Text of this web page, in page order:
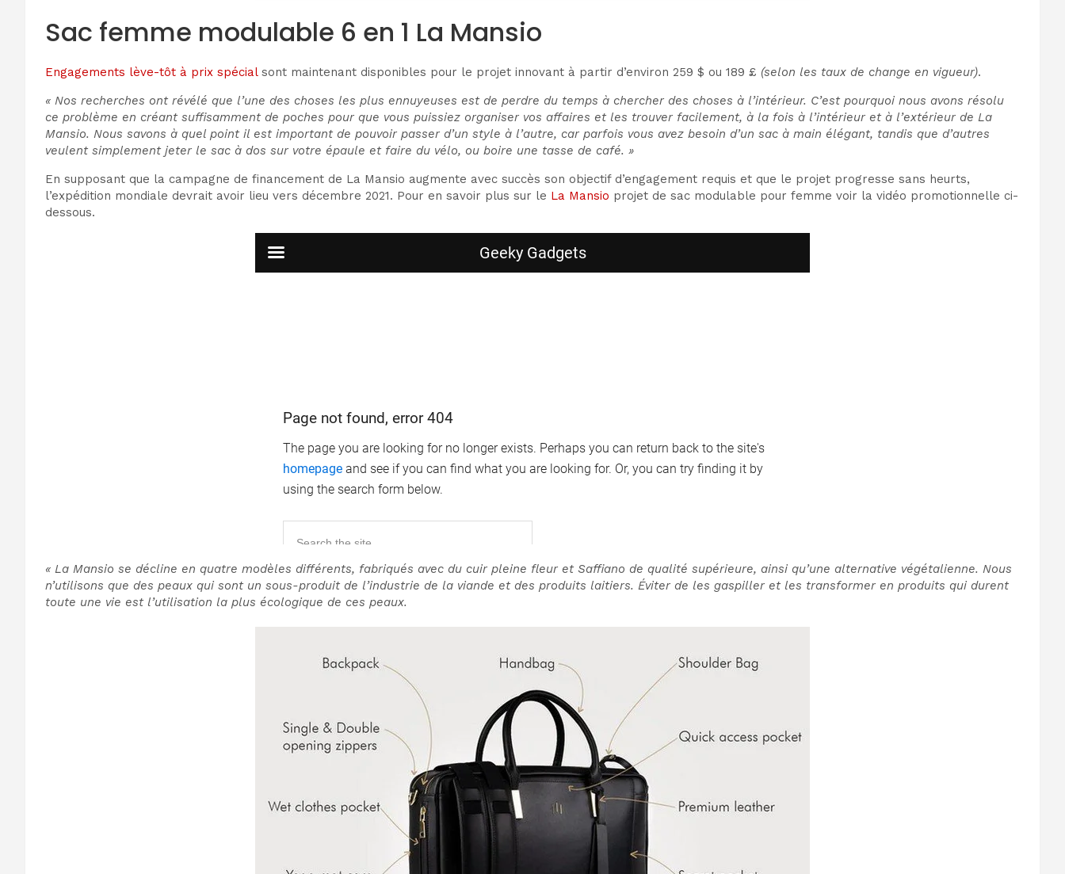
Sac femme modulable 6 en 1 La Mansio
Engagements lève-tôt à prix spécialsont maintenant disponibles pour le projet innovant à partir d’environ 259 $ ou 189 £ (selon les taux de change en vigueur).
« Nos recherches ont révélé que l’une des choses les plus ennuyeuses est de perdre du temps à chercher des choses à l’intérieur. C’est pourquoi nous avons résolu
ce problème en créant suffisamment de poches pour que vous puissiez organiser vos affaires et les trouver facilement, à la fois à l’intérieur et à l’extérieur de La
Mansio. Nous savons à quel point il est important de pouvoir passer d’un style à l’autre, car parfois vous avez besoin d’un sac à main élégant, tandis que d’autres
veulent simplement jeter le sac à dos sur votre épaule et faire du vélo, ou boire une tasse de café. »
En supposant que la campagne de financement de La Mansio augmente avec succès son objectif d’engagement requis et que le projet progresse sans heurts,
l’expédition mondiale devrait avoir lieu vers décembre 2021. Pour en savoir plus sur le La Mansio projet de sac modulable pour femme voir la vidéo promotionnelle ci-
dessous.
« La Mansio se décline en quatre modèles différents, fabriqués avec du cuir pleine fleur et Saffiano de qualité supérieure, ainsi qu’une alternative végétalienne. Nous
n’utilisons que des peaux qui sont un sous-produit de l’industrie de la viande et des produits laitiers. Éviter de les gaspiller et les transformer en produits qui durent
toute une vie est l’utilisation la plus écologique de ces peaux.